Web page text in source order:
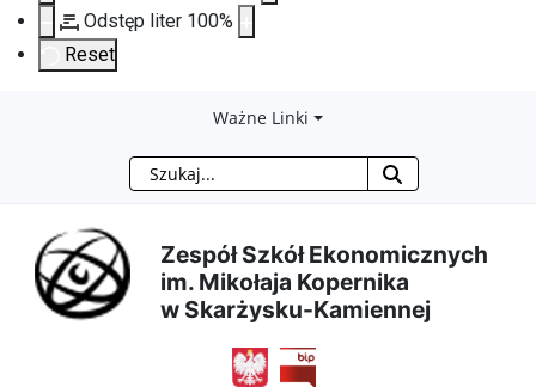
Odstęp liter 100%
Reset
treści
głównej
menu
nawigacyjnego
wyszukiwarki
mapy
strony
Ważne Linki
Szukaj
Zespół Szkół Ekonomicznych
im. Mikołaja Kopernika
w Skarżysku-Kamiennej
otwiera się w nowym